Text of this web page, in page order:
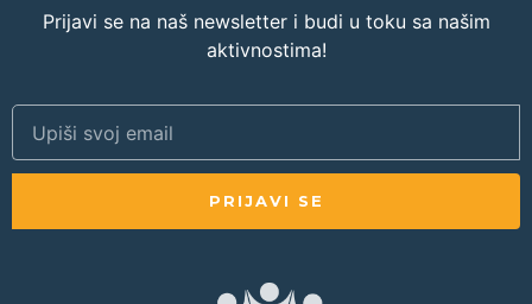
Prijavi se na naš newsletter i budi u toku sa našim
aktivnostima!
PRIJAVI SE